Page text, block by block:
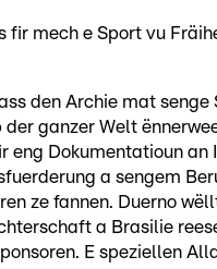
fir mech e Sport vu
den Archie mat senge
ganzer Welt
eng Dokumentatioun an
a sengem
ze fannen. Duerno
a Brasilie
E speziellen